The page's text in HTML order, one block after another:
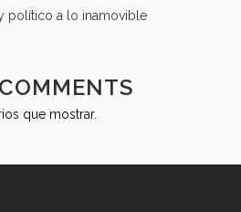
político a lo inamovible
que mostrar.